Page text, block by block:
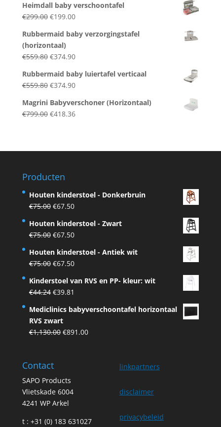
was:
€284.00.
is:
€242.50.
Heimdall baby verschoontafel
€299.00 Original
was:
€299.00.
€199.00Current
is:
Rubbermaid baby verzorgingstafel
(horizontaal)
€559.80 Original
was:
€559.80.
€374.90Current
is:
€374.90.
Rubbermaid baby luiertafel verticaal
€559.80 Original
was:
€559.80.
€374.90Current
is:
€374.90.
Magrini Babyverschoner (Horizontaal)
€799.00 Original
€418.36Current
Producten
Houten kinderstoel - Donkerbruin
€75.00 Original
was:
€75.00.
€67.50Current
is:
€67.50.
Houten kinderstoel - Zwart
€75.00 Original
was:
€75.00.
€67.50Current
is:
€67.50.
Houten kinderstoel - Antiek wit
€75.00 Original
was:
€75.00.
€67.50Current
is:
Kinderstoel van RVS en PP- kleur: wit
€44.24 Original
was:
€44.24.
€39.81
is:
Mediclinics babyverschoontafel horizontaal
RVS zwart
€1,130.00 Original
€891.00Current
Contact
SAPO Products
Vlietskade 6004
4241 WP Arkel
t : +31 (0) 183 631027
linkpartners
disclaimer
privacybeleid